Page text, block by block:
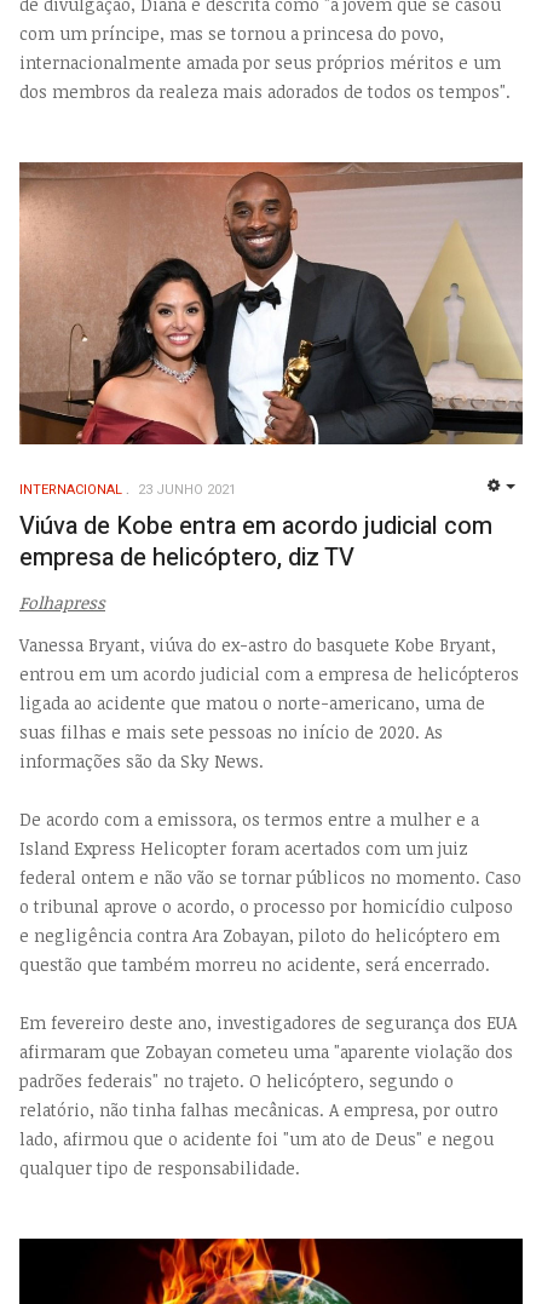
com um príncipe, mas se tornou a princesa do povo,
internacionalmente amada por seus próprios méritos e um
dos membros da realeza mais adorados de todos os tempos".
INTERNACIONAL 23 JUNHO 2021
Viúva de Kobe entra em acordo judicial com
empresa de helicóptero, diz TV
Folhapress
Vanessa Bryant, viúva do ex-astro do basquete Kobe Bryant,
entrou em um acordo judicial com a empresa de helicópteros
ligada ao acidente que matou o norte-americano, uma de
suas filhas e mais sete pessoas no início de 2020. As
informações são da Sky News.
De acordo com a emissora, os termos entre a mulher e a
Island Express Helicopter foram acertados com um juiz
federal ontem e não vão se tornar públicos no momento. Caso
o tribunal aprove o acordo, o processo por homicídio culposo
e negligência contra Ara Zobayan, piloto do helicóptero em
questão que também morreu no acidente, será encerrado.
Em fevereiro deste ano, investigadores de segurança dos EUA
afirmaram que Zobayan cometeu uma "aparente violação dos
padrões federais" no trajeto. O helicóptero, segundo o
relatório, não tinha falhas mecânicas. A empresa, por outro
lado, afirmou que o acidente foi "um ato de Deus" e negou
qualquer tipo de responsabilidade.